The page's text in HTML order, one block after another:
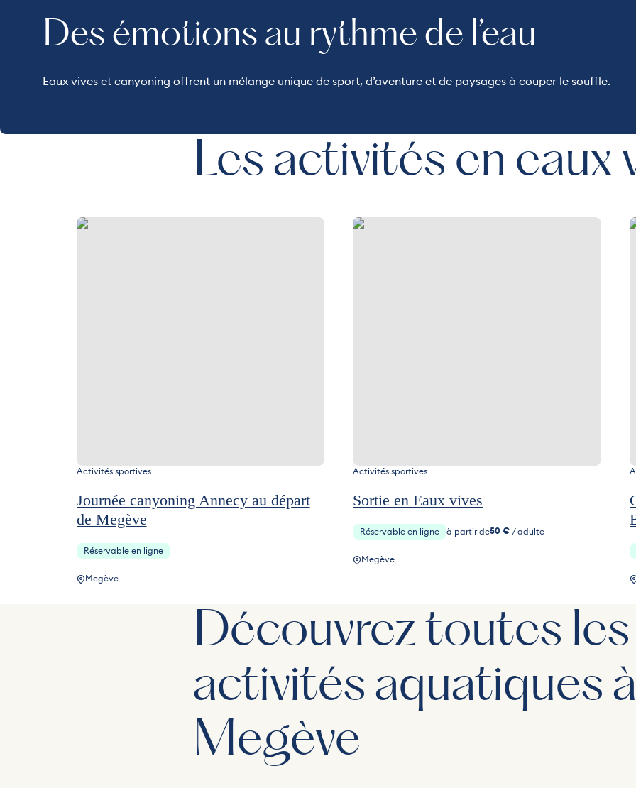
Des émotions au rythme de l’eau
Eaux vives et canyoning offrent un mélange unique de sport, d’aventure et de paysages à couper le souffle.
Les activités en eaux
Journée canyoning Annecy au départ
de Megève
Activités sportives
Réservable en ligne
Megève
Journée canyoning Annecy au départ de Megève
Sortie en Eaux vives
Activités sportives
Réservable en ligne à partir de50 € / adulte
Megève
Sortie en Eaux vives
Découvrez toutes les
activités aquatiques à
Megève